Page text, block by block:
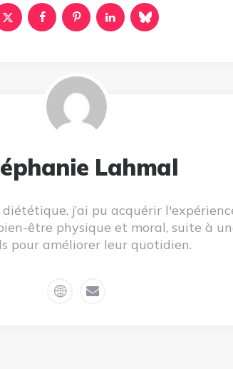
Lahmal
j’ai pu acquérir
être physique et moral, suite à
pour améliorer leur quotidien.